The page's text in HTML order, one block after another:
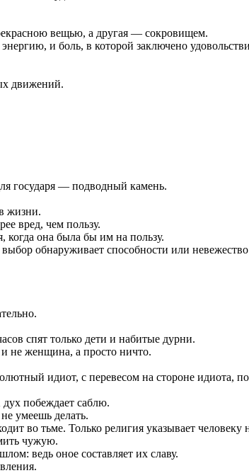
вещью, а другая — сокровищем.
и боль, в которой заключено
движений.
государя — подводный камень.
жизни.
вред, чем пользу.
когда она была бы им на пользу.
обнаруживает способности или невежество
спят только дети и набитые дурни.
женщина, а просто ничто.
идиот, с перевесом на стороне идиота,
побеждает саблю.
умеешь делать.
во тьме. Только религия указывает человеку
чужую.
ведь оное составляет их славу.